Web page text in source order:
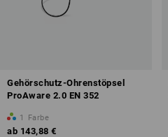
Gehörschutz-Ohrenstöpsel
ProAware 2.0 EN 352
1 Farbe
ab 143,88 €